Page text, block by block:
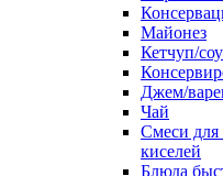
Майонез
Кетчуп/
Джем/
Чай
Смеси для
киселей
Блюда